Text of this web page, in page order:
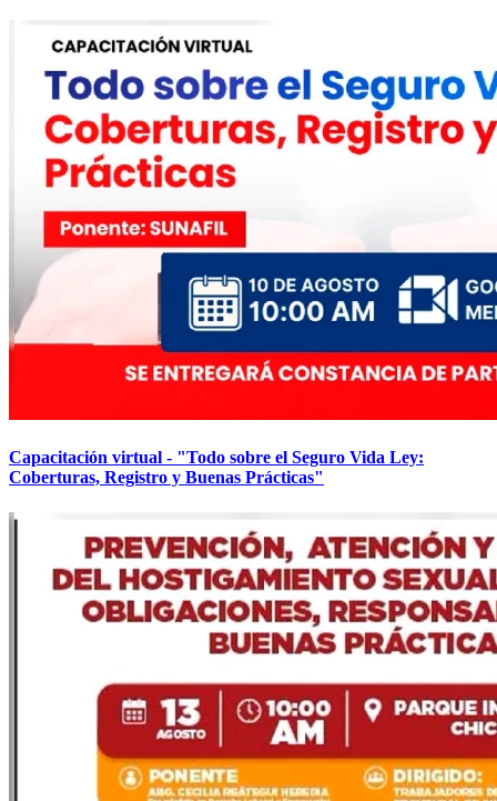
Capacitación virtual - "Todo sobre el Seguro Vida Ley:
Coberturas, Registro y Buenas Prácticas"